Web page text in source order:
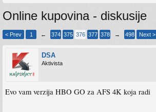
Online kupovina - diskusije
< Prev 1 ← 374 375 376 377 378 → 498 Next >
DSA
Aktivista
Evo vam verzija HBO GO za AFS 4K koja radi